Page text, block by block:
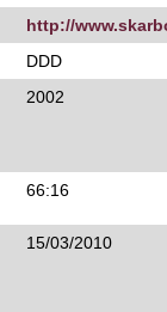
http://
DDD
2002
66:16
15/03/2010